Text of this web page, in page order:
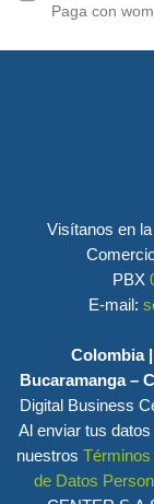
Paga con
Visítanos en
PBX
E-mail:
Colombia
Bucaramanga –
Digital Business
Al enviar tus
nuestros
de Datos